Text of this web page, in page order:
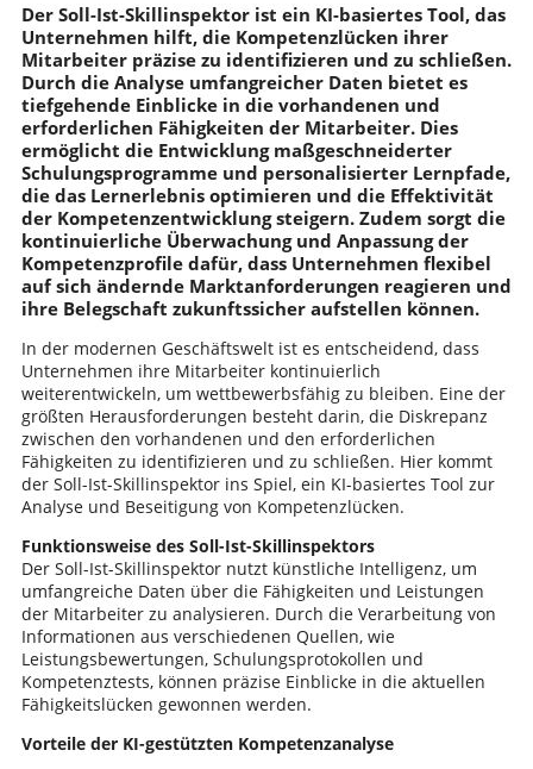
Der Soll-Ist-Skillinspektor ist ein KI-basiertes Tool, das
Unternehmen hilft, die Kompetenzlücken ihrer
Mitarbeiter präzise zu identifizieren und zu schließen.
Durch die Analyse umfangreicher Daten bietet es
tiefgehende Einblicke in die vorhandenen und
erforderlichen Fähigkeiten der Mitarbeiter. Dies
ermöglicht die Entwicklung maßgeschneiderter
Schulungsprogramme und personalisierter Lernpfade,
die das Lernerlebnis optimieren und die Effektivität
der Kompetenzentwicklung steigern. Zudem sorgt die
kontinuierliche Überwachung und Anpassung der
Kompetenzprofile dafür, dass Unternehmen flexibel
auf sich ändernde Marktanforderungen reagieren und
ihre Belegschaft zukunftssicher aufstellen können.
In der modernen Geschäftswelt ist es entscheidend, dass
Unternehmen ihre Mitarbeiter kontinuierlich
weiterentwickeln, um wettbewerbsfähig zu bleiben. Eine der
größten Herausforderungen besteht darin, die Diskrepanz
zwischen den vorhandenen und den erforderlichen
Fähigkeiten zu identifizieren und zu schließen. Hier kommt
der Soll-Ist-Skillinspektor ins Spiel, ein KI-basiertes Tool zur
Analyse und Beseitigung von Kompetenzlücken.
Funktionsweise des Soll-Ist-Skillinspektors
Der Soll-Ist-Skillinspektor nutzt künstliche Intelligenz, um
umfangreiche Daten über die Fähigkeiten und Leistungen
der Mitarbeiter zu analysieren. Durch die Verarbeitung von
Informationen aus verschiedenen Quellen, wie
Leistungsbewertungen, Schulungsprotokollen und
Kompetenztests, können präzise Einblicke in die aktuellen
Fähigkeitslücken gewonnen werden.
Vorteile der KI-gestützten Kompetenzanalyse